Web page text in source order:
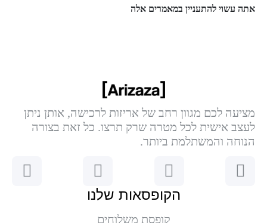
אתה עשוי להתעניין במאמרים אלה
מציעה לכם מגוון רחב של אריזות לרכישה, אותן ניתן
לעצב אישית לכל מטרה שרק תרצו. כל זאת בצורה
הנוחה והמשתלמת ביותר.
הקופסאות שלנו
קופסת משלוחים